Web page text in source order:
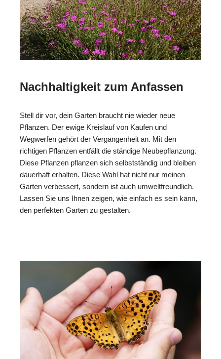
Nachhaltigkeit zum Anfassen
Stell dir vor, dein Garten braucht nie wieder neue
Pflanzen. Der ewige Kreislauf von Kaufen und
Wegwerfen gehört der Vergangenheit an. Mit den
richtigen Pflanzen entfällt die ständige Neubepflanzung.
Diese Pflanzen pflanzen sich selbstständig und bleiben
dauerhaft erhalten. Diese Wahl hat nicht nur meinen
Garten verbessert, sondern ist auch umweltfreundlich.
Lassen Sie uns Ihnen zeigen, wie einfach es sein kann,
den perfekten Garten zu gestalten.